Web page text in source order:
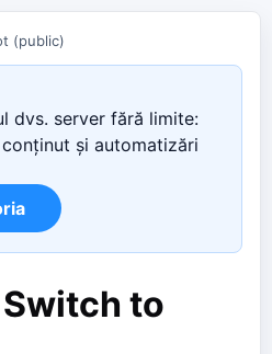
(public)
dvs. server fără limite:
și automatizări
to